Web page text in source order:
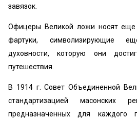
завязок.
Офицеры Великой ложи носят еще
фартуки, символизирующие
духовности, которую они
путешествия.
В 1914 г. Совет Объединенной
стандартизацией масонских
предназначенных для каждого